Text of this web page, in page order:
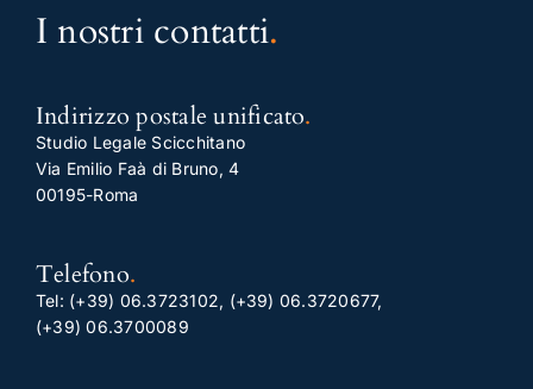
I nostri contatti.
Indirizzo postale unificato.
Studio Legale Scicchitano
Via Emilio Faà di Bruno, 4
00195-Roma
Telefono.
Tel: (+39) 06.3723102, (+39) 06.3720677,
(+39) 06.3700089